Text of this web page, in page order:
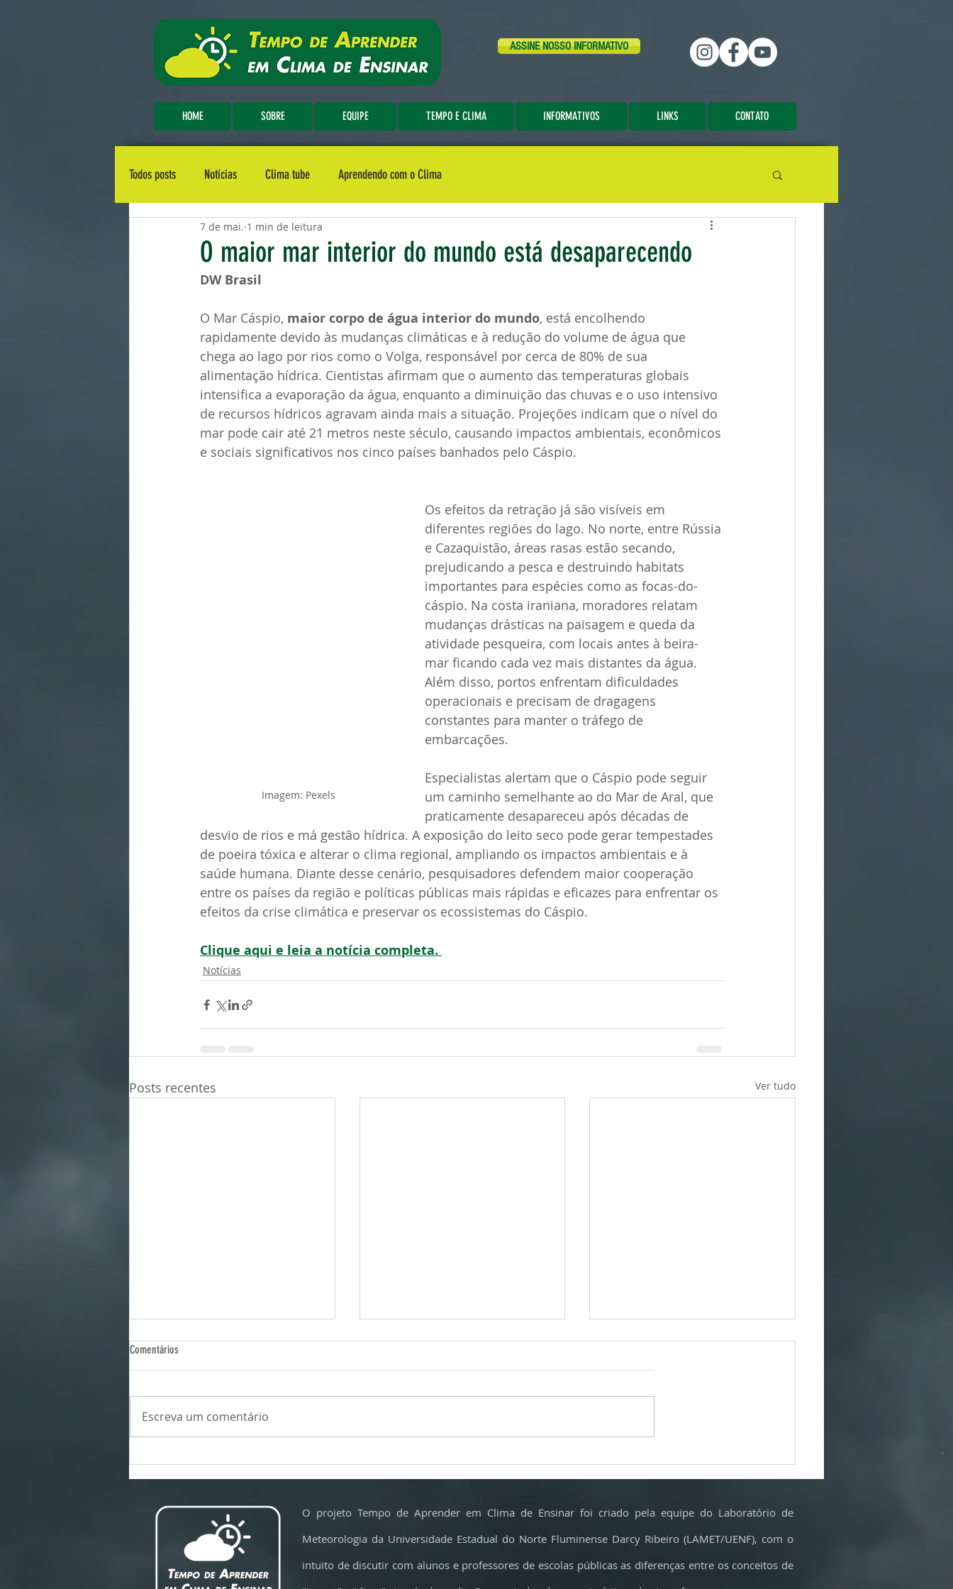
ASSINE NOSSO INFORMATIVO
HOME SOBRE EQUIPE TEMPO E CLIMA INFORMATIVOS LINKS CONTATO
Todos posts Notícias Clima tube Aprendendo com o Clima
O maior mar interior do mundo está desaparecendo
7 de mai. 1 min de leitura
DW Brasil
O Mar Cáspio, maior corpo de água interior do mundo, está encolhendo
rapidamente devido às mudanças climáticas e à redução do volume de água que
chega ao lago por rios como o Volga, responsável por cerca de 80% de sua
alimentação hídrica. Cientistas afirmam que o aumento das temperaturas globais
intensifica a evaporação da água, enquanto a diminuição das chuvas e o uso intensivo
de recursos hídricos agravam ainda mais a situação. Projeções indicam que o nível do
mar pode cair até 21 metros neste século, causando impactos ambientais, econômicos
e sociais significativos nos cinco países banhados pelo Cáspio.
Imagem: Pexels
Os efeitos da retração já são visíveis em
diferentes regiões do lago. No norte, entre Rússia
e Cazaquistão, áreas rasas estão secando,
prejudicando a pesca e destruindo habitats
importantes para espécies como as focas-do-
cáspio. Na costa iraniana, moradores relatam
mudanças drásticas na paisagem e queda da
atividade pesqueira, com locais antes à beira-
mar ficando cada vez mais distantes da água.
Além disso, portos enfrentam dificuldades
operacionais e precisam de dragagens
constantes para manter o tráfego de
embarcações.
Especialistas alertam que o Cáspio pode seguir
um caminho semelhante ao do Mar de Aral, que
praticamente desapareceu após décadas de
desvio de rios e má gestão hídrica. A exposição do leito seco pode gerar tempestades
de poeira tóxica e alterar o clima regional, ampliando os impactos ambientais e à
saúde humana. Diante desse cenário, pesquisadores defendem maior cooperação
entre os países da região e políticas públicas mais rápidas e eficazes para enfrentar os
efeitos da crise climática e preservar os ecossistemas do Cáspio.
Clique aqui e leia a notícia completa.
Notícias
Posts recentes Ver tudo
Comentários
Escreva um comentário
O projeto Tempo de Aprender em Clima de Ensinar foi criado pela equipe do Laboratório de
Meteorologia da Universidade Estadual do Norte Fluminense Darcy Ribeiro (LAMET/UENF), com o
intuito de discutir com alunos e professores de escolas públicas as diferenças entre os conceitos de